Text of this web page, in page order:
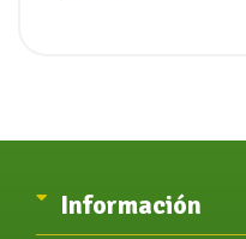
Información